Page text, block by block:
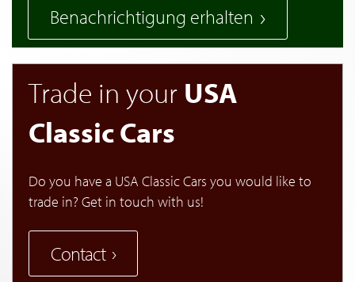
Benachrichtigung erhalten
Trade in your USA
Classic Cars
Do you have a USA Classic Cars you would like to
trade in? Get in touch with us!
Contact